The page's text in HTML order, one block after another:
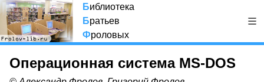
Библиотека
Братьев
Фроловых
Операционная система MS-DOS